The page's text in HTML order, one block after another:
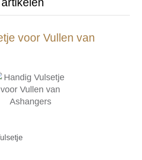
voor Vullen van